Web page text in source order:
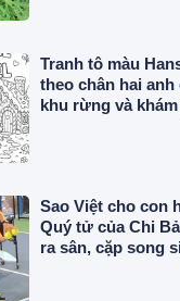
Tranh tô màu
theo chân hai
khu rừng và
Sao Việt cho con
Quý tử của Chi
ra sân, cặp song